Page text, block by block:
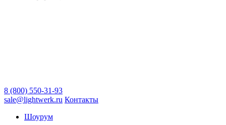
8 (800) 550-31-93
sale@lightwerk.ru Контакты
Шоурум